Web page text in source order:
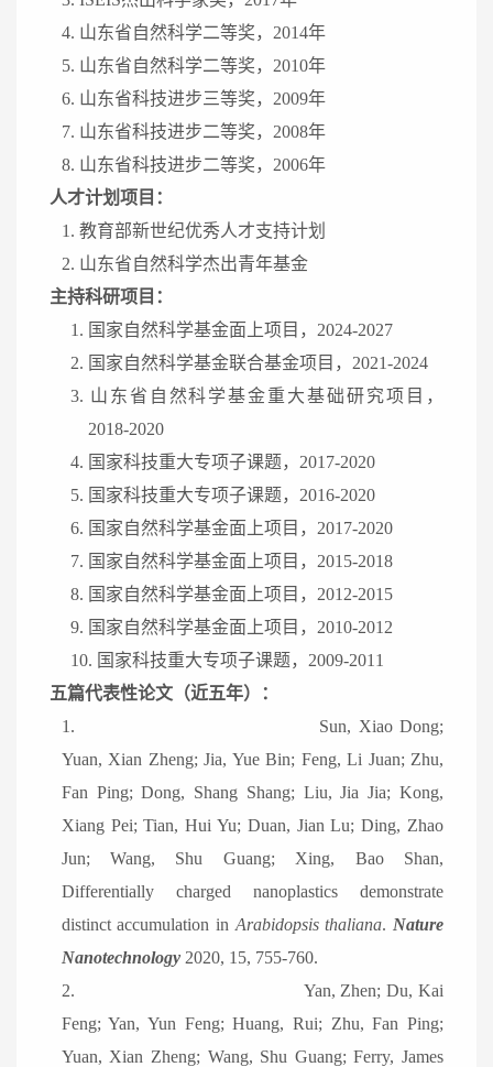
4. 山东省自然科学二等奖，2014年
5. 山东省自然科学二等奖，2010年
6. 山东省科技进步三等奖，2009年
7. 山东省科技进步二等奖，2008年
8. 山东省科技进步二等奖，2006年
人才计划项目：
1. 教育部新世纪优秀人才支持计划
2. 山东省自然科学杰出青年基金
主持科研项目：
1. 国家自然科学基金面上项目，2024-2027
2. 国家自然科学基金联合基金项目，2021-2024
3. 山东省自然科学基金重大基础研究项目，
2018-2020
4. 国家科技重大专项子课题，2017-2020
5. 国家科技重大专项子课题，2016-2020
6. 国家自然科学基金面上项目，2017-2020
7. 国家自然科学基金面上项目，2015-2018
8. 国家自然科学基金面上项目，2012-2015
9. 国家自然科学基金面上项目，2010-2012
10. 国家科技重大专项子课题，2009-2011
五篇代表性论文（近五年）：
1.
Sun, Xiao Dong;
Yuan, Xian Zheng; Jia, Yue Bin; Feng, Li Juan; Zhu,
Fan Ping; Dong, Shang Shang; Liu, Jia Jia; Kong,
Xiang Pei; Tian, Hui Yu; Duan, Jian Lu; Ding, Zhao
Jun; Wang, Shu Guang; Xing, Bao Shan,
Differentially charged nanoplastics demonstrate
distinct accumulation in Arabidopsis thaliana. Nature
Nanotechnology2020, 15, 755-760.
2.
Yan, Zhen; Du, Kai
Feng; Yan, Yun Feng; Huang, Rui; Zhu, Fan Ping;
Yuan, Xian Zheng; Wang, Shu Guang; Ferry, James